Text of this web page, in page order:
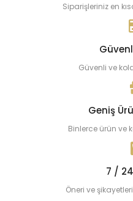
Siparişleriniz en
Güvenli ve
Geniş
Binlerce ürün ve
7 / 24
Öneri ve